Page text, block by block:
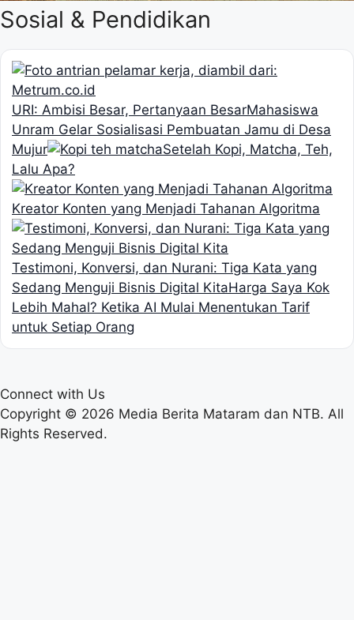
Sosial & Pendidikan
URI: Ambisi Besar, Pertanyaan BesarMahasiswa
Unram Gelar Sosialisasi Pembuatan Jamu di Desa
Mujur
Setelah Kopi, Matcha, Teh,
Lalu Apa?
Kreator Konten yang Menjadi Tahanan Algoritma
Testimoni, Konversi, dan Nurani: Tiga Kata yang
Sedang Menguji Bisnis Digital KitaHarga Saya Kok
Lebih Mahal? Ketika AI Mulai Menentukan Tarif
untuk Setiap Orang
Connect with Us
Copyright © 2026 Media Berita Mataram dan NTB. All
Rights Reserved.